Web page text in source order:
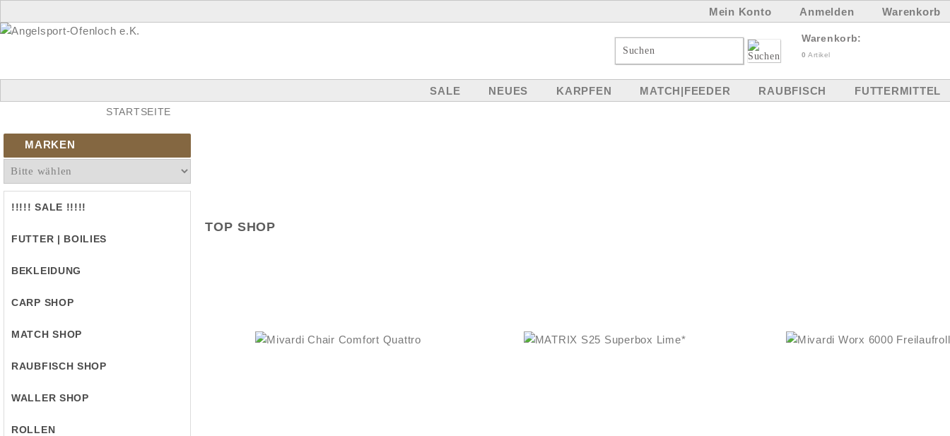
Mein Konto Anmelden Warenkorb
Warenkorb:
0 Artikel
SALE NEUES KARPFEN MATCH|FEEDER RAUBFISCH FUTTERMITTEL
STARTSEITE
MARKEN
!!!!! SALE !!!!!
FUTTER | BOILIES
BEKLEIDUNG
CARP SHOP
MATCH SHOP
RAUBFISCH SHOP
WALLER SHOP
ROLLEN
TOP SHOP